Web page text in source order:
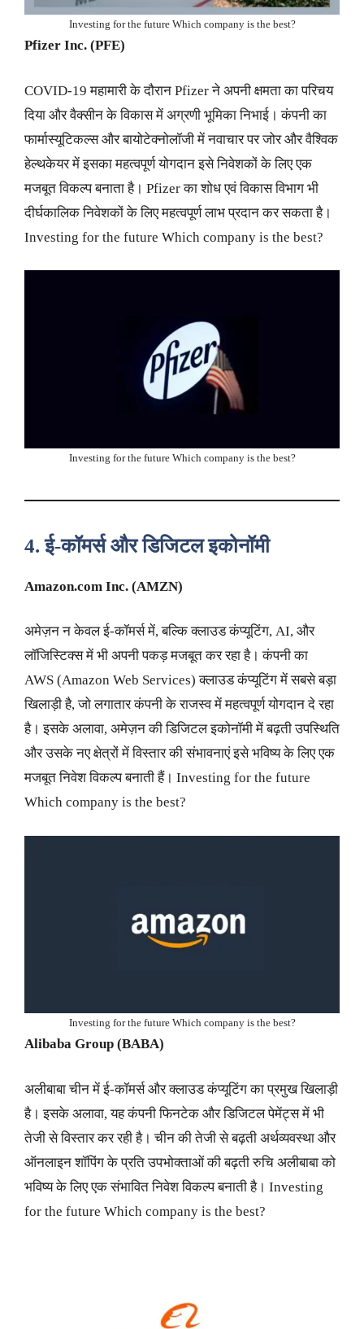
Investing for the future Which company is the best?
Pfizer Inc. (PFE)
COVID-19 महामारी के दौरान Pfizer ने अपनी क्षमता का परिचय
दिया और वैक्सीन के विकास में अग्रणी भूमिका निभाई। कंपनी का
फार्मास्यूटिकल्स और बायोटेक्नोलॉजी में नवाचार पर जोर और वैश्विक
हेल्थकेयर में इसका महत्वपूर्ण योगदान इसे निवेशकों के लिए एक
मजबूत विकल्प बनाता है। Pfizer का शोध एवं विकास विभाग भी
दीर्घकालिक निवेशकों के लिए महत्वपूर्ण लाभ प्रदान कर सकता है।
Investing for the future Which company is the best?
Investing for the future Which company is the best?
4.ई-कॉमर्स और डिजिटल इकोनॉमी
Amazon.com Inc. (AMZN)
अमेज़न न केवल ई-कॉमर्स में, बल्कि क्लाउड कंप्यूटिंग, AI, और
लॉजिस्टिक्स में भी अपनी पकड़ मजबूत कर रहा है। कंपनी का
AWS (Amazon Web Services) क्लाउड कंप्यूटिंग में सबसे बड़ा
खिलाड़ी है, जो लगातार कंपनी के राजस्व में महत्वपूर्ण योगदान दे रहा
है। इसके अलावा, अमेज़न की डिजिटल इकोनॉमी में बढ़ती उपस्थिति
और उसके नए क्षेत्रों में विस्तार की संभावनाएं इसे भविष्य के लिए एक
मजबूत निवेश विकल्प बनाती हैं। Investing for the future
Which company is the best?
Investing for the future Which company is the best?
Alibaba Group (BABA)
अलीबाबा चीन में ई-कॉमर्स और क्लाउड कंप्यूटिंग का प्रमुख खिलाड़ी
है। इसके अलावा, यह कंपनी फिनटेक और डिजिटल पेमेंट्स में भी
तेजी से विस्तार कर रही है। चीन की तेजी से बढ़ती अर्थव्यवस्था और
ऑनलाइन शॉपिंग के प्रति उपभोक्ताओं की बढ़ती रुचि अलीबाबा को
भविष्य के लिए एक संभावित निवेश विकल्प बनाती है। Investing
for the future Which company is the best?